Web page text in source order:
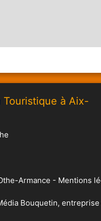
Touristique à Aix-
Armance - Mentions
Bouquetin,